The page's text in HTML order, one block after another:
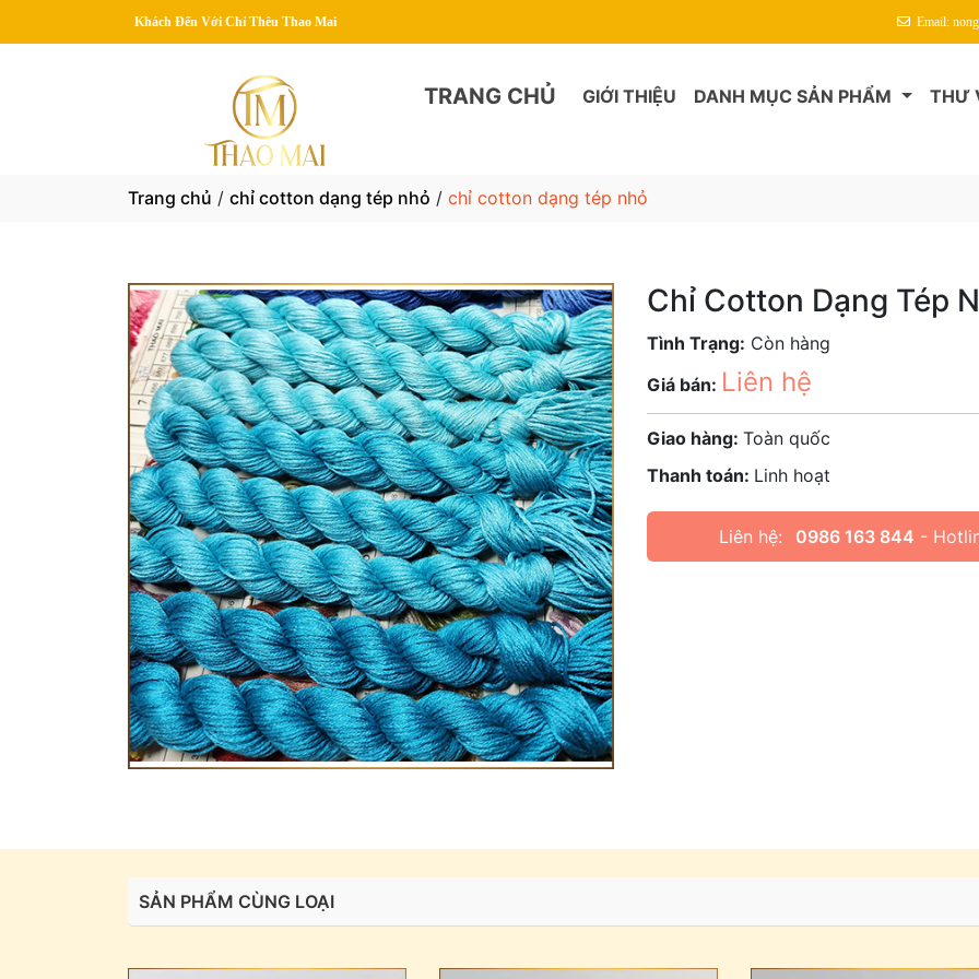
Quý Khách Đến Với Chỉ Thêu Thao Mai Email:
TRANG CHỦ GIỚI THIỆU DANH MỤC SẢN PHẨM THƯ
Trang chủ / chỉ cotton dạng tép nhỏ / chỉ cotton dạng tép nhỏ
Chỉ Cotton Dạng Tép
Tình Trạng: Còn hàng
Giá bán: Liên hệ
Giao hàng: Toàn quốc
Thanh toán: Linh hoạt
Liên hệ: 0986 163 844 -
SẢN PHẨM CÙNG LOẠI